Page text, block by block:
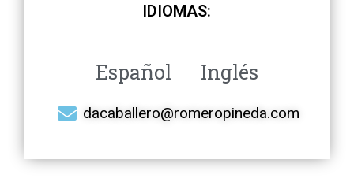
IDIOMAS:
Español Inglés
dacaballero@romeropineda.com